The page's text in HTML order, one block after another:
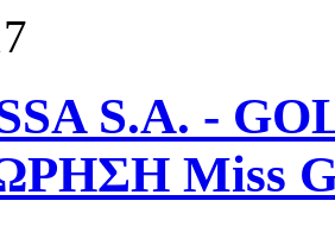
S.A. -
Miss